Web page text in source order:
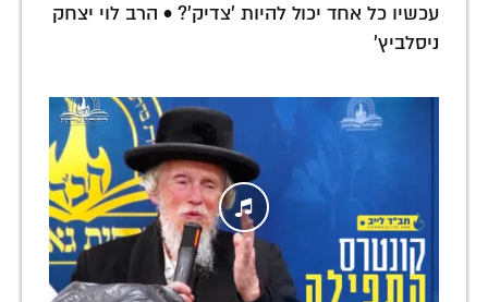
עכשיו כל אחד יכול להיות 'צדיק'? • הרב לוי יצחק
ניסלביץ'